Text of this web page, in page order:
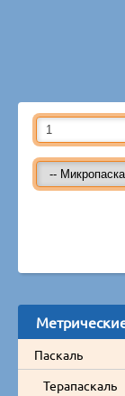
Паскаль
Терапаскаль